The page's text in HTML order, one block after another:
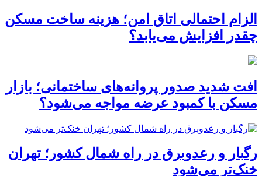
الزام احتمالی اتاق امن؛ هزینه ساخت مسکن
چقدر افزایش می‌یابد؟
افت شدید صدور پروانه‌های ساختمانی؛ بازار
مسکن با کمبود عرضه مواجه می‌شود؟
رگبار و رعدوبرق در راه شمال کشور؛ تهران
خنک‌تر می‌شود